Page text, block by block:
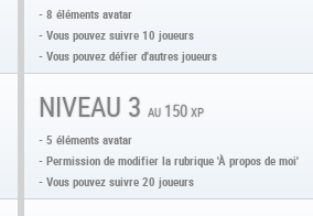
- 8 éléments avatar
- Vous pouvez suivre 10 joueurs
- Vous pouvez défier d'autres joueurs
NIVEAU 3 au 150 xp
- 5 éléments avatar
- Permission de modifier la rubrique 'À propos de moi'
- Vous pouvez suivre 20 joueurs